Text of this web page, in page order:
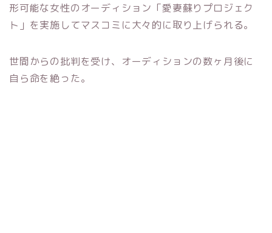
形可能な女性のオーディション「愛妻蘇りプロジェク
ト」を実施してマスコミに大々的に取り上げられる。
世間からの批判を受け、オーディションの数ヶ月後に
自ら命を絶った。